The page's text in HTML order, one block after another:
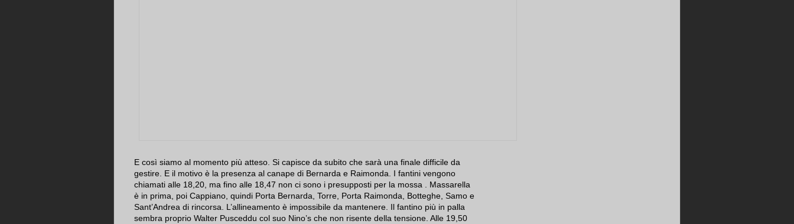
E così siamo al momento più atteso. Si capisce da subito che sarà una finale difficile da
gestire. E il motivo è la presenza al canape di Bernarda e Raimonda. I fantini vengono
chiamati alle 18,20, ma fino alle 18,47 non ci sono i presupposti per la mossa . Massarella
è in prima, poi Cappiano, quindi Porta Bernarda, Torre, Porta Raimonda, Botteghe, Samo e
Sant’Andrea di rincorsa. L’allineamento è impossibile da mantenere. Il fantino più in palla
sembra proprio Walter Pusceddu col suo Nino’s che non risente della tensione. Alle 19,50